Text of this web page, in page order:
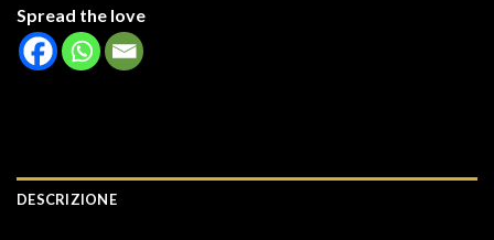
Spread the love
DESCRIZIONE